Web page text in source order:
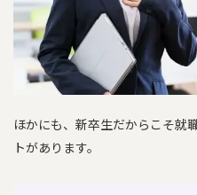
ほかにも、新卒生だからこそ就
トがあります。